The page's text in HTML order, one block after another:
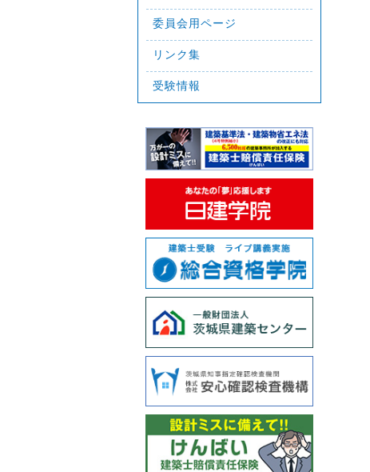
委員会用ページ
リンク集
受験情報